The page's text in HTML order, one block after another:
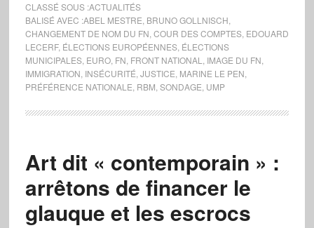
CLASSÉ SOUS :ACTUALITÉS
BALISÉ AVEC :ABEL MESTRE BRUNO GOLLNISCH
CHANGEMENT DE NOM DU FN COUR DES COMPTES, EDOUARD
LECERF, ÉLECTIONS EUROPÉENNES, ÉLECTIONS
MUNICIPALES, EURO, FN FRONT NATIONAL IMAGE DU FN
IMMIGRATION INSÉCURITÉ JUSTICE MARINE LE PEN
PRÉFÉRENCE NATIONALE RBM SONDAGE UMP
Art dit « contemporain » :
arrêtons de financer le
glauque et les escrocs